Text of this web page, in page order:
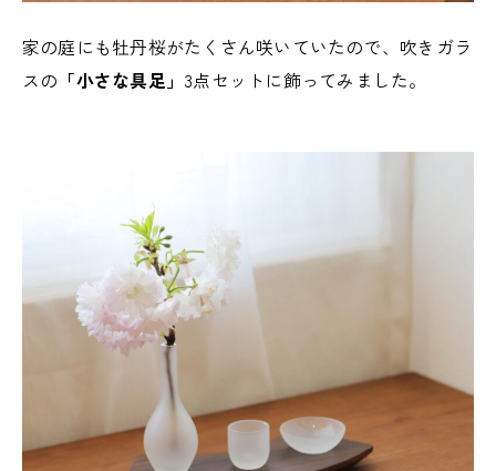
073-425-5555
アクセス
家の庭にも牡丹桜がたくさん咲いていたので、吹きガラ
スの 「小さな具足」 3点セットに飾ってみました。